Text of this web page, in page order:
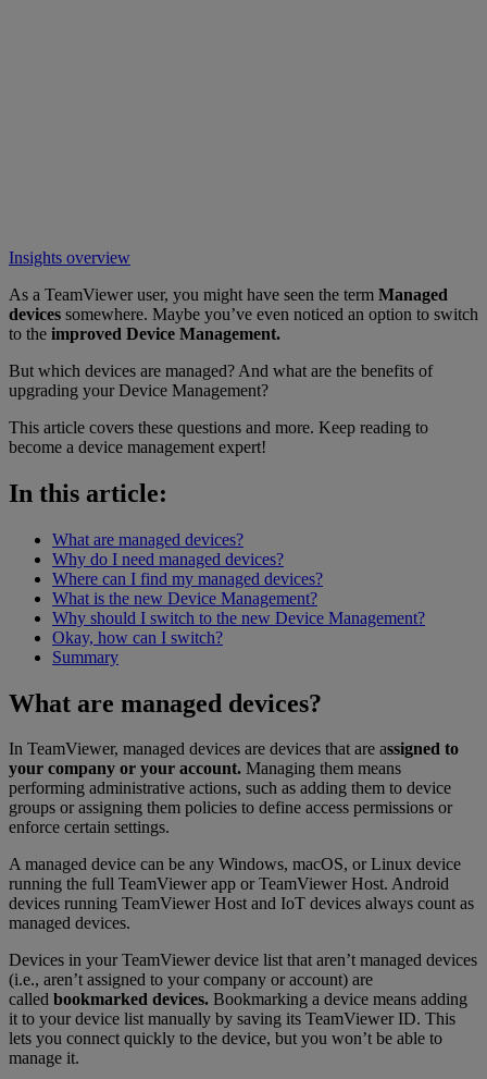
Insights overview
As a TeamViewer user, you might have seen the term Managed
devices somewhere. Maybe you’ve even noticed an option to switch
to the improved Device Management.
But which devices are managed? And what are the benefits of
upgrading your Device Management?
This article covers these questions and more. Keep reading to
become a device management expert!
In this article:
What are managed devices?
Why do I need managed devices?
Where can I find my managed devices?
What is the new Device Management?
Why should I switch to the new Device Management?
Okay, how can I switch?
Summary
What are managed devices?
In TeamViewer, managed devices are devices that are assigned to
your company or your account. Managing them means
performing administrative actions, such as adding them to device
groups or assigning them policies to define access permissions or
enforce certain settings.
A managed device can be any Windows, macOS, or Linux device
running the full TeamViewer app or TeamViewer Host. Android
devices running TeamViewer Host and IoT devices always count as
managed devices.
Devices in your TeamViewer device list that aren’t managed devices
(i.e., aren’t assigned to your company or account) are
called bookmarked devices. Bookmarking a device means adding
it to your device list manually by saving its TeamViewer ID. This
lets you connect quickly to the device, but you won’t be able to
manage it.